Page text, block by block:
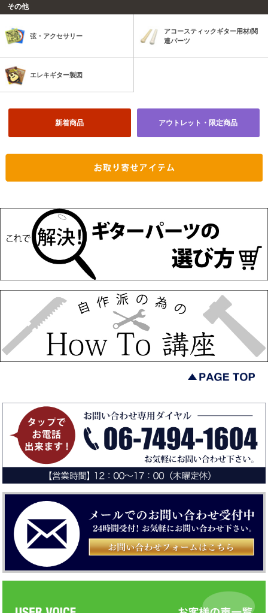
その他
弦・アクセサリー
アコースティックギター用材/関
連パーツ
エレキギター製図
新着商品 アウトレット・限定商品